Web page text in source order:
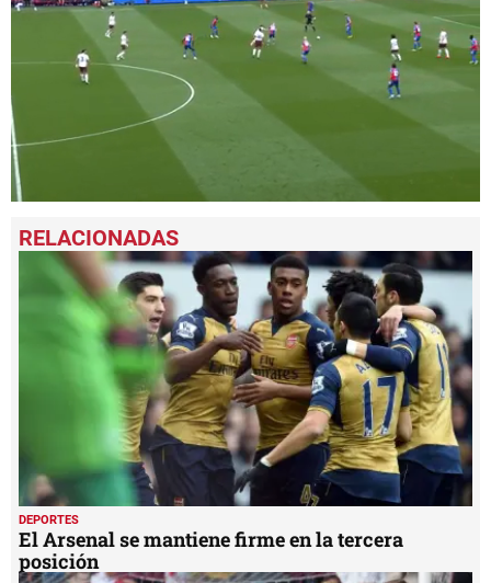
seconds
of
minutes,
DEPORTES
El Arsenal se mantiene firme en la tercera
posición